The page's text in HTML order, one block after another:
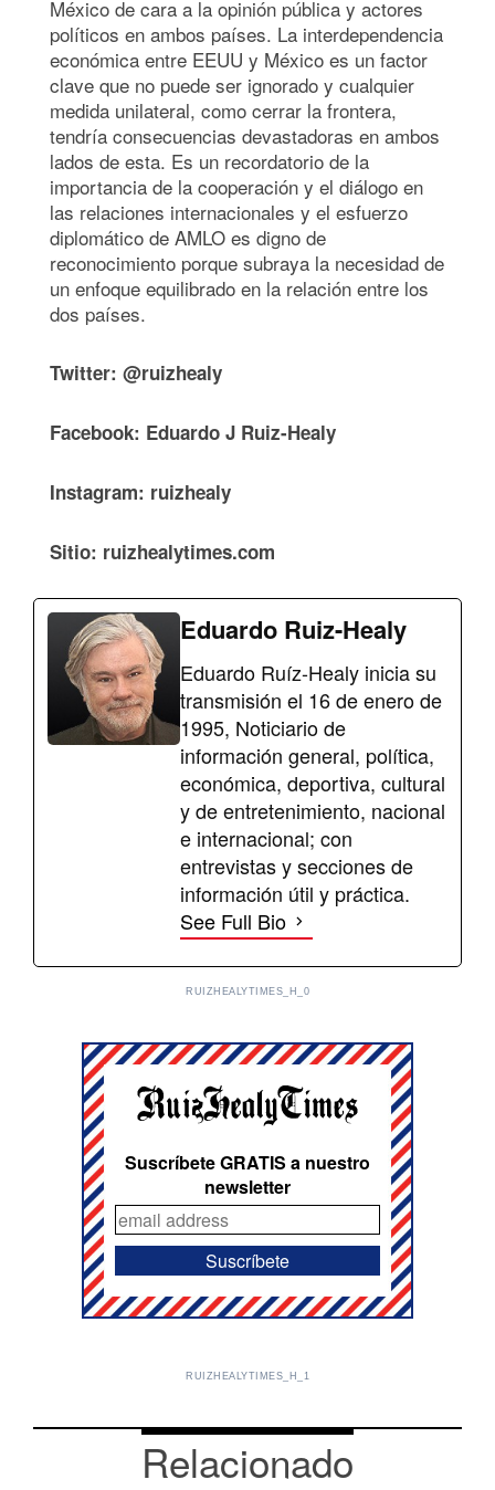
México de cara a la opinión pública y actores
políticos en ambos países. La interdependencia
económica entre EEUU y México es un factor
clave que no puede ser ignorado y cualquier
medida unilateral, como cerrar la frontera,
tendría consecuencias devastadoras en ambos
lados de esta. Es un recordatorio de la
importancia de la cooperación y el diálogo en
las relaciones internacionales y el esfuerzo
diplomático de AMLO es digno de
reconocimiento porque subraya la necesidad de
un enfoque equilibrado en la relación entre los
dos países.
Twitter: @ruizhealy
Facebook: Eduardo J Ruiz-Healy
Instagram: ruizhealy
Sitio: ruizhealytimes.com
Eduardo Ruiz-Healy
Eduardo Ruíz-Healy inicia su
transmisión el 16 de enero de
1995, Noticiario de
información general, política,
económica, deportiva, cultural
y de entretenimiento, nacional
e internacional; con
entrevistas y secciones de
información útil y práctica.
See Full Bio
RUIZHEALYTIMES_H_0
Suscríbete GRATIS a nuestro
newsletter
RUIZHEALYTIMES_H_1
Relacionado